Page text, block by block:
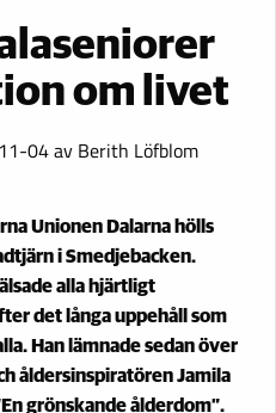
om livet
04av Berith Löfblom
Unionen Dalarna hölls
i Smedjebacken.
alla hjärtligt
det långa uppehåll som
Han lämnade sedan över
åldersinspiratören Jamila
grönskande ålderdom”.